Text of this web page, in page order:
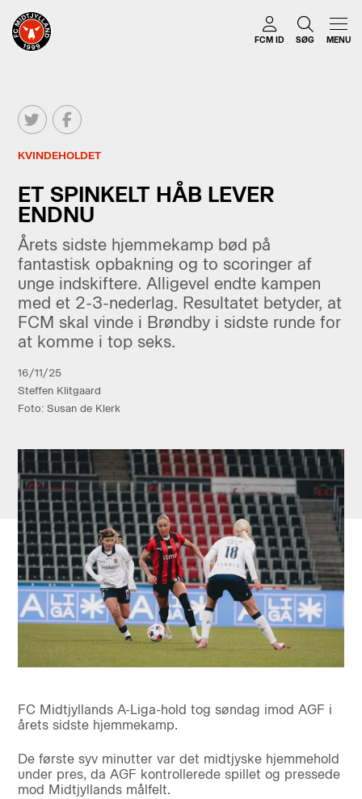
FCM ID SØG MENU
KVINDEHOLDET
ET SPINKELT HÅB LEVER
ENDNU
Årets sidste hjemmekamp bød på
fantastisk opbakning og to scoringer af
unge indskiftere. Alligevel endte kampen
med et 2-3-nederlag. Resultatet betyder, at
FCM skal vinde i Brøndby i sidste runde for
at komme i top seks.
16/11/25
Steffen Klitgaard
Foto: Susan de Klerk
FC Midtjyllands A-Liga-hold tog søndag imod AGF i
årets sidste hjemmekamp.
De første syv minutter var det midtjyske hjemmehold
under pres, da AGF kontrollerede spillet og pressede
mod Midtjyllands målfelt.